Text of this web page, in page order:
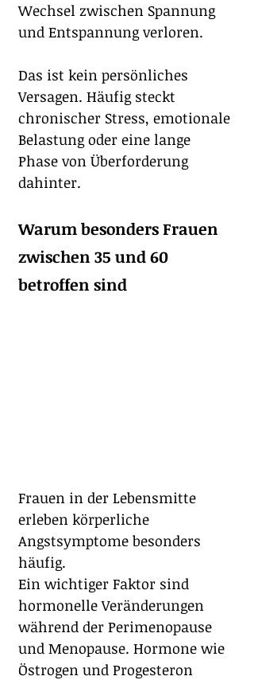
Wechsel zwischen Spannung
und Entspannung verloren.
Das ist kein persönliches
Versagen. Häufig steckt
chronischer Stress, emotionale
Belastung oder eine lange
Phase von Überforderung
dahinter.
Warum besonders Frauen
zwischen 35 und 60
betroffen sind
Frauen in der Lebensmitte
erleben körperliche
Angstsymptome besonders
häufig.
Ein wichtiger Faktor sind
hormonelle Veränderungen
während der Perimenopause
und Menopause. Hormone wie
Östrogen und Progesteron